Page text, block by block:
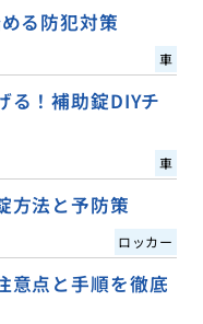
る防犯対策
車
る！補助錠DIYチ
車
方法と予防策
ロッカー
意点と手順を徹底